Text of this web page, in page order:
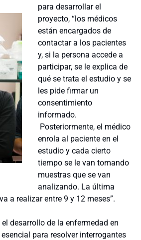
para desarrollar el
proyecto, “los médicos
están encargados de
contactar a los pacientes
y, si la persona accede a
participar, se le explica de
qué se trata el estudio y se
les pide firmar un
consentimiento
informado.
Posteriormente, el médico
enrola al paciente en el
estudio y cada cierto
tiempo se le van tomando
muestras que se van
analizando. La última
a realizar entre 9 y 12 meses”.
desarrollo de la enfermedad en
para resolver interrogantes